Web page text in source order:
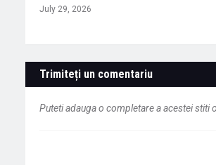
July 29, 2026
Trimiteți un comentariu
Puteti adauga o completare a acestei